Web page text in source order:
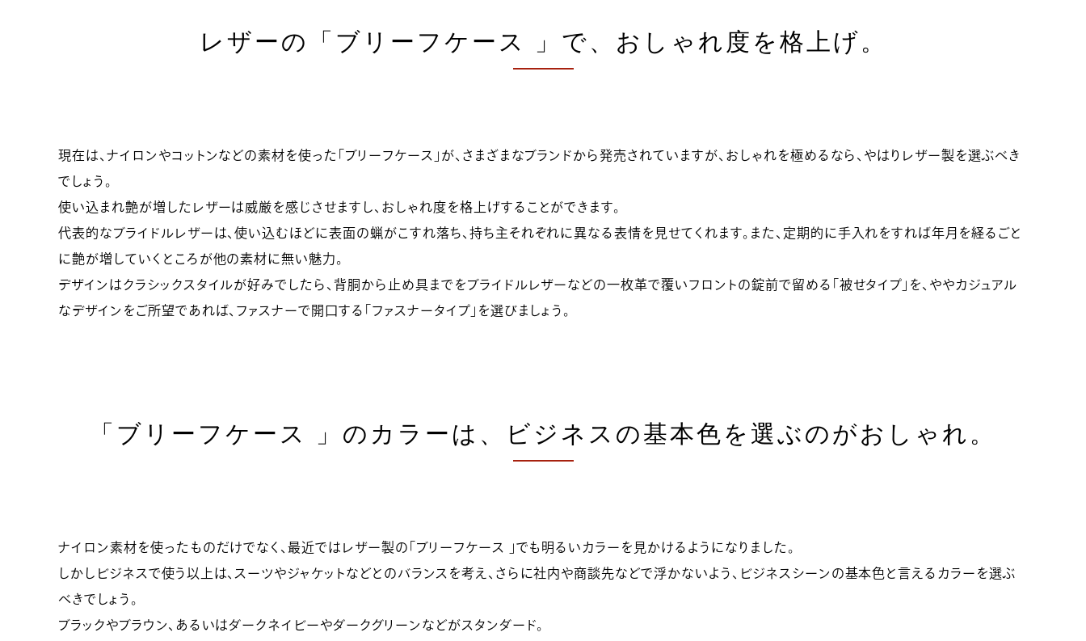
レザーの「ブリーフケース 」で、おしゃれ度を格上げ。
現在は、ナイロンやコットンなどの素材を使った「ブリーフケース」が、さまざまなブランドから発売されていますが、おしゃれを極めるなら、やはりレザー製を選ぶべき
でしょう。
使い込まれ艶が増したレザーは威厳を感じさせますし、おしゃれ度を格上げすることができます。
代表的なブライドルレザーは、使い込むほどに表面の蝋がこすれ落ち、持ち主それぞれに異なる表情を見せてくれます。また、定期的に手入れをすれば年月を経るごと
に艶が増していくところが他の素材に無い魅力。
デザインはクラシックスタイルが好みでしたら、背胴から止め具までをブライドルレザーなどの一枚革で覆いフロントの錠前で留める「被せタイプ」を、ややカジュアル
なデザインをご所望であれば、ファスナーで開口する「ファスナータイプ」を選びましょう。
「ブリーフケース 」のカラーは、ビジネスの基本色を選ぶのがおしゃれ。
ナイロン素材を使ったものだけでなく、最近ではレザー製の「ブリーフケース 」でも明るいカラーを見かけるようになりました。
しかしビジネスで使う以上は、スーツやジャケットなどとのバランスを考え、さらに社内や商談先などで浮かないよう、ビジネスシーンの基本色と言えるカラーを選ぶ
べきでしょう。
ブラックやブラウン、あるいはダークネイビーやダークグリーンなどがスタンダード。